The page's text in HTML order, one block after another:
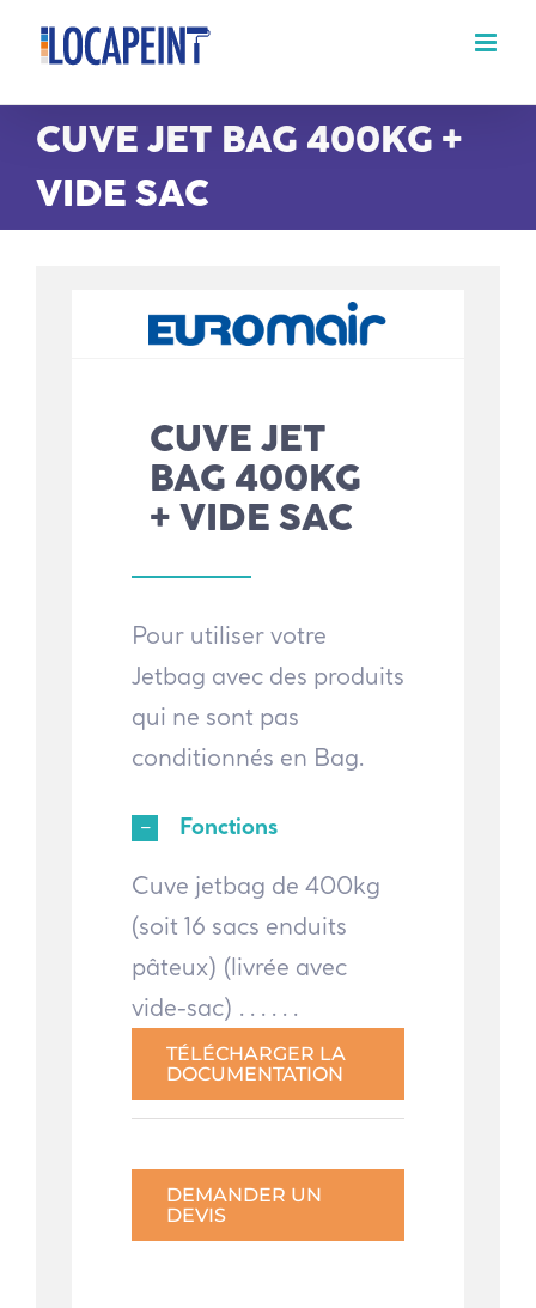
Passer
contenu
CUVE JET BAG 400KG +
VIDE SAC
CUVE JET
BAG 400KG
+ VIDE SAC
Pour utiliser votre
Jetbag avec des produits
qui ne sont pas
conditionnés en Bag.
Fonctions
Cuve jetbag de 400kg
(soit 16 sacs enduits
pâteux) (livrée avec
vide-sac) . . . . . .
TÉLÉCHARGER LA
DOCUMENTATION
DEMANDER UN
DEVIS